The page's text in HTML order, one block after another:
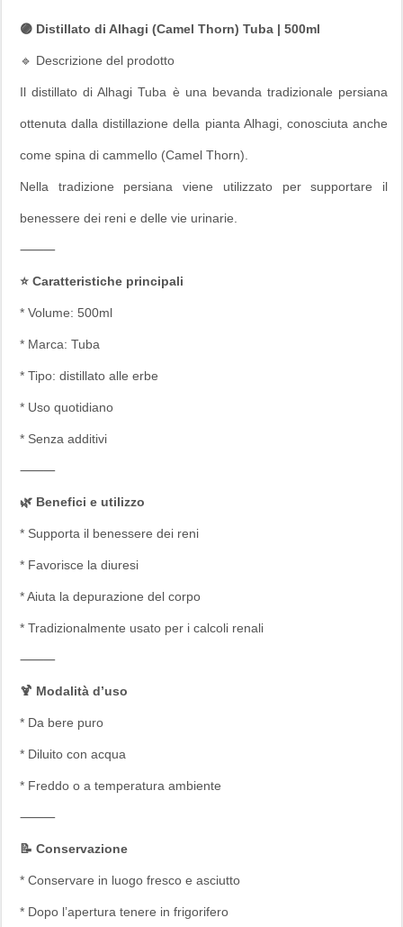
🟣 Distillato di Alhagi (Camel Thorn) Tuba | 500ml
🔹 Descrizione del prodotto
Il distillato di Alhagi Tuba è una bevanda tradizionale persiana
ottenuta dalla distillazione della pianta Alhagi, conosciuta anche
come spina di cammello (Camel Thorn).
Nella tradizione persiana viene utilizzato per supportare il
benessere dei reni e delle vie urinarie.
⸻
⭐ Caratteristiche principali
* Volume: 500ml
* Marca: Tuba
* Tipo: distillato alle erbe
* Uso quotidiano
* Senza additivi
⸻
🌿 Benefici e utilizzo
* Supporta il benessere dei reni
* Favorisce la diuresi
* Aiuta la depurazione del corpo
* Tradizionalmente usato per i calcoli renali
⸻
🍹 Modalità d’uso
* Da bere puro
* Diluito con acqua
* Freddo o a temperatura ambiente
⸻
📝 Conservazione
* Conservare in luogo fresco e asciutto
* Dopo l’apertura tenere in frigorifero